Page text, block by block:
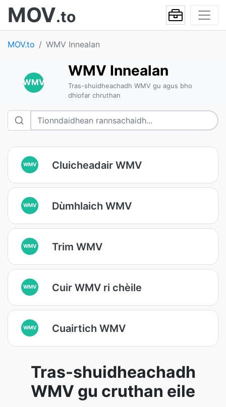
MOV.to
MOV.to WMV Innealan
WMV
WMV Innealan
Tras-shuidheachadh WMV gu agus bho
dhiofar chruthan
WMV Cluicheadair WMV
WMV Dùmhlaich WMV
WMV Trim WMV
WMV Cuir WMV ri chèile
WMV Cuairtich WMV
Tras-shuidheachadh
WMV gu cruthan eile